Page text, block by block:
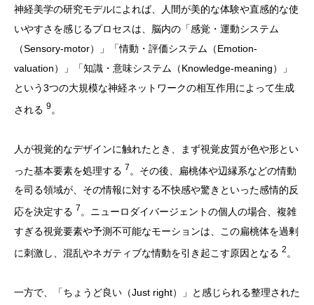
神経美学の研究モデルによれば、人間が美的な体験や直感的な使
いやすさを感じるプロセスは、脳内の「感覚・運動システム
（Sensory-motor）」「情動・評価システム（Emotion-
valuation）」「知識・意味システム（Knowledge-meaning）」
という3つの大規模な神経ネットワークの相互作用によって生成
される 9。
人が視覚的なデザインに触れたとき、まず視覚皮質が色や形とい
った基本要素を処理する 7 。その後、扁桃体や辺縁系などの情動
を司る領域が、その情報に対する不快感や驚きといった感情的反
応を決定する 7 。ニューロダイバージェントの個人の場合、複雑
すぎる視覚要素や予測不可能なモーションは、この扁桃体を過剰
に刺激し、混乱やネガティブな情動を引き起こす原因となる 2 。
一方で、「ちょうど良い（Just right）」と感じられる整理された